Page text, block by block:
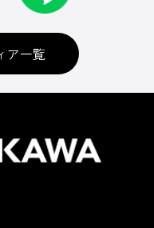
ア一覧